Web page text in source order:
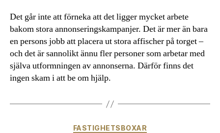
Det går inte att förneka att det ligger mycket arbete
bakom stora annonseringskampanjer. Det är mer än bara
en persons jobb att placera ut stora affischer på torget –
och det är sannolikt ännu fler personer som arbetar med
själva utformningen av annonserna. Därför finns det
ingen skam i att be om hjälp.
Kategorier
FASTIGHETSBOXAR